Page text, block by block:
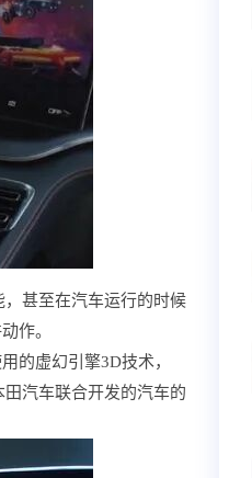
甚至在汽车运行的时候
作。
的虚幻引擎3D技术，
汽车联合开发的汽车的